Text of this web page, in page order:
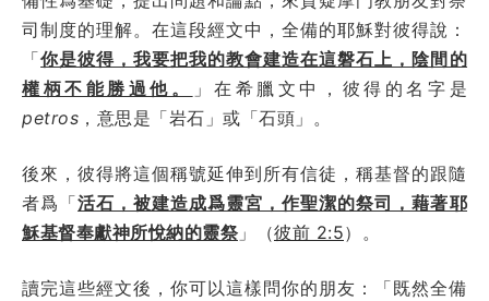
司制度的理解。在這段經文中，全備的耶穌對彼得說：
「你是彼得，我要把我的教會建造在這磐石上，陰間的
權柄不能勝過他。
」在希臘文中，彼得的名字是
petros ，意思是「岩石」或「石頭」。
後來，彼得將這個稱號延伸到所有信徒，稱基督的跟隨
者爲「活石，被建造成爲靈宮，作聖潔的祭司，藉著耶
穌基督奉獻神所悅納的靈祭 」（彼前 2:5）。
讀完這些經文後，你可以這樣問你的朋友：「既然全備